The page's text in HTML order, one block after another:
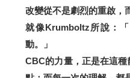
改變從不是劇烈的重啟，
就像Krumboltz所說：
動。」
CBC的力量，正是在這種